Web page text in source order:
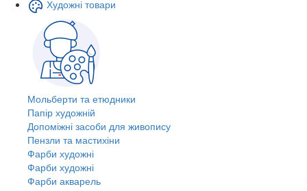
Художні товари
Мольберти та етюдники
Папір художній
Допоміжні засоби для живопису
Пензли та мастихіни
Фарби художні
Фарби художні
Фарби акварель